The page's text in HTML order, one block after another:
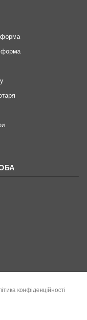
форма
форма
конфіденційності